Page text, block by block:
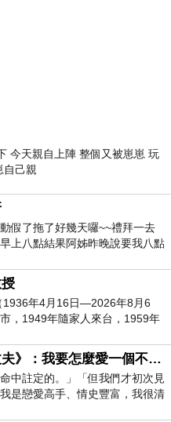
今天親自上陣 整個又被崽崽 玩
己親
假了拖了好幾天囉~~禮拜一去
上八點結果阿姊昨晚說要我八點
桐都8點半多了
1936年4月16日—2026年8月6
，1949年隨家人來台，1959年
濟發展博士學位。曾任
《娘子漢大丈夫》：我要怎麼愛一個不存在的人？
命中註定的。」「但我們才初次見
是戀愛高手、情史豐富，我很清
之間的那種感覺，現